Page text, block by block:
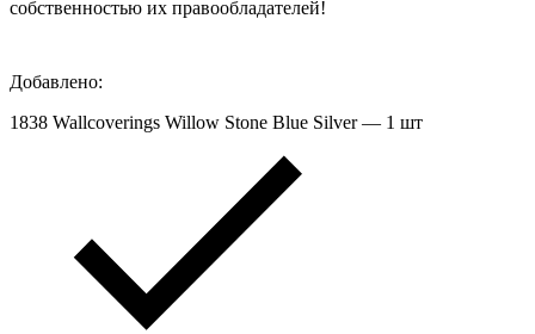
собственностью их правообладателей!
Добавлено:
1838 Wallcoverings Willow Stone Blue Silver — 1 шт